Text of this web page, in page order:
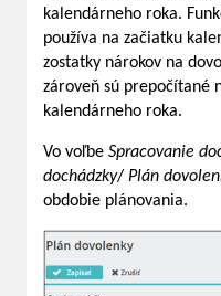
kalendárneho roka.
používa na začiatku
zostatky nárokov na
zároveň sú prepočítané
kalendárneho roka.
Vo voľbe Spracovanie
dochádzky/ Plán
obdobie plánovania.